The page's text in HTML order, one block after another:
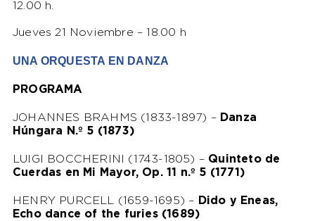
12.00 h.
Jueves 21 Noviembre – 18.00 h
UNA ORQUESTA EN DANZA
PROGRAMA
JOHANNES BRAHMS (1833-1897) – Danza
Húngara N.º 5 (1873)
LUIGI BOCCHERINI (1743-1805) – Quinteto de
Cuerdas en Mi Mayor, Op. 11 n.º 5 (1771)
HENRY PURCELL (1659-1695) – Dido y Eneas,
Echo dance of the furies (1689)